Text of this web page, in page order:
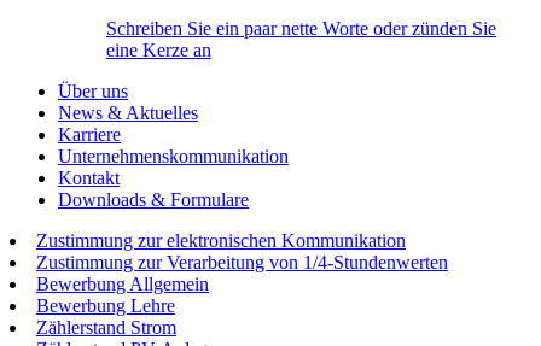
Schreiben Sie ein paar nette Worte oder zünden Sie
eine Kerze an
Über uns
News & Aktuelles
Karriere
Unternehmenskommunikation
Kontakt
Downloads & Formulare
Zustimmung zur elektronischen Kommunikation
Zustimmung zur Verarbeitung von 1/4-Stundenwerten
Bewerbung Allgemein
Bewerbung Lehre
Zählerstand Strom